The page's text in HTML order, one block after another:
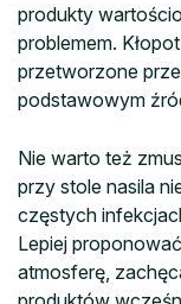
produkty
problemem.
przetworzone
podstawowym
Nie warto też
przy stole nasila
częstych
Lepiej
atmosferę,